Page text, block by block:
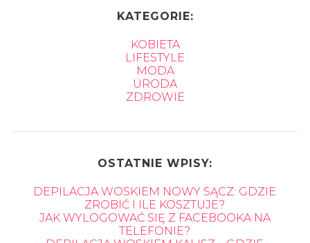
KATEGORIE:
KOBIETA
LIFESTYLE
MODA
URODA
ZDROWIE
OSTATNIE WPISY:
DEPILACJA WOSKIEM NOWY SĄCZ: GDZIE
ZROBIĆ I ILE KOSZTUJE?
JAK WYLOGOWAĆ SIĘ Z FACEBOOKA NA
TELEFONIE?